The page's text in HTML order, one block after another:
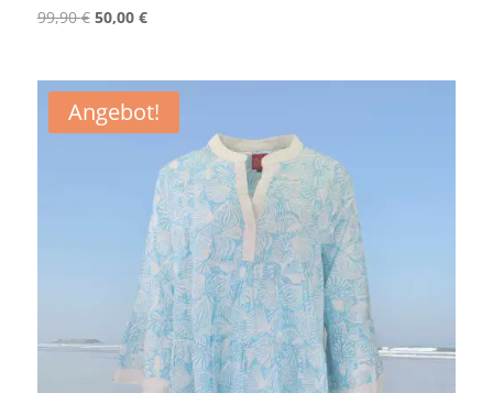
99,90€ Ursprünglicher
99,90 €
50,00 €Aktueller
50,00 €.
Angebot!